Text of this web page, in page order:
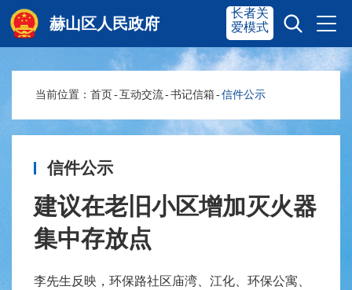
赫山区人民政府
赫山首页 奋进赫山
政务要闻
信息公开 政务服务
互动交流
长者关
爱模式
当前位置： 首页 -互动交流-书记信箱-信件公示
信件公示
建议在老旧小区增加灭火器
集中存放点
李先生反映，环保路社区庙湾、江化、环保公寓、